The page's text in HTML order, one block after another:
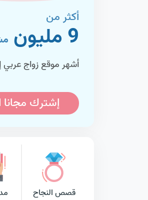
أكثر من
9 مليون
أشهر موقع زواج عربي
إشترك مجانا
قصص النجاح